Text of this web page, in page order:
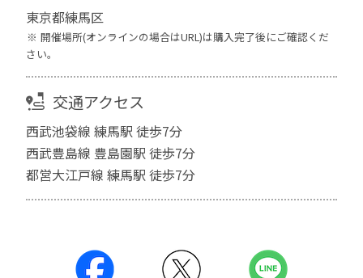
東京都練馬区
開催場所(オンラインの場合はURL)は購入完了後にご確認くだ
さい。
交通アクセス
西武池袋線 練馬駅 徒歩7分
西武豊島線 豊島園駅 徒歩7分
都営大江戸線 練馬駅 徒歩7分